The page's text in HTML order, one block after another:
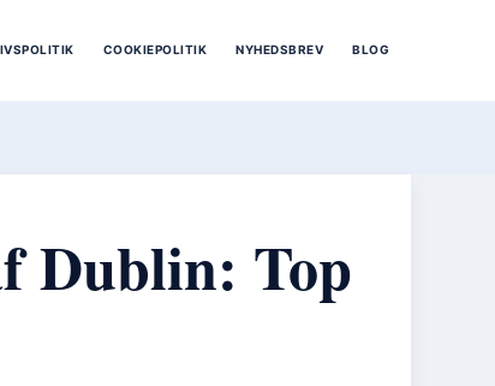
COOKIEPOLITIK NYHEDSBREV BLOG
Dublin: Top